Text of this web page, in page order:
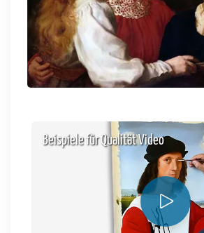
Beispiele für Qualität Video